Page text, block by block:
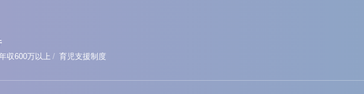
収600万以上 / 育児支援制度